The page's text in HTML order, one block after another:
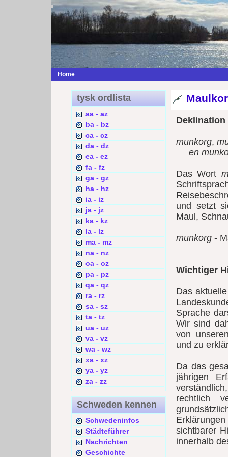
Home
tysk ordlista
aa - az
ba - bz
ca - cz
da - dz
ea - ez
fa - fz
ga - gz
ha - hz
ia - iz
ja - jz
ka - kz
la - lz
ma - mz
na - nz
oa - oz
pa - pz
qa - qz
ra - rz
sa - sz
ta - tz
ua - uz
va - vz
wa - wz
xa - xz
ya - yz
za - zz
Schweden kennen
Schwedeninfos
Städteführer
Nachrichten
Geschichte
munkorg,
en
Das Wort
und setzt
Maul,
munkorg -
Wichtiger
Das
Sprache
Wir sind
von
und zu
Da das
jährigen
rechtlich
sichtbarer
innerhalb